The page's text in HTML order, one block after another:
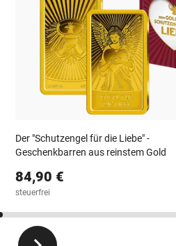
Der "Schutzengel für die Liebe" -
Geschenkbarren aus reinstem Gold
84,90 €
steuerfrei